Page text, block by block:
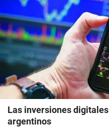
Las inversiones
argentinos